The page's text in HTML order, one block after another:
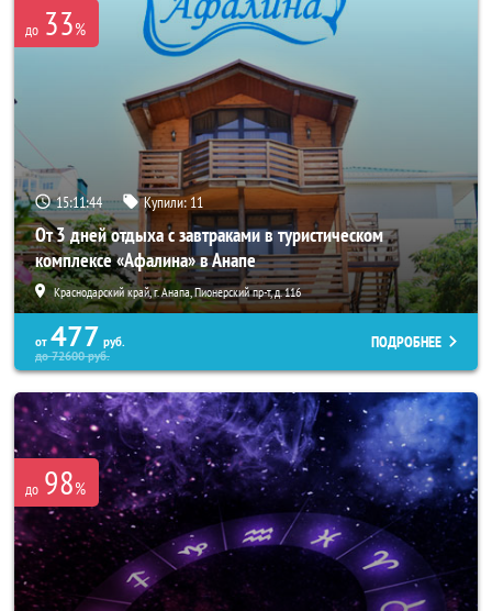
до 33%
15:11:40 Купили:11
От 3 дней отдыха с завтраками в туристическом
комплексе «Афалина» в Анапе
Краснодарский край, г. Анапа, Пионерский пр-т, д. 116
от 477 руб.
до72600руб.
ПОДРОБНЕЕ
до 98%